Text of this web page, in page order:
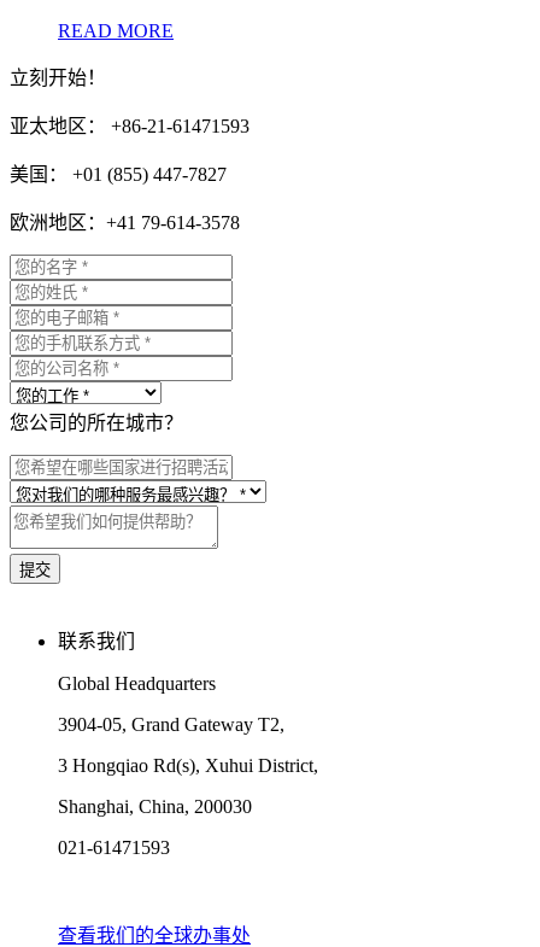
READ MORE
立刻开始！
亚太地区： +86-21-61471593
美国： +01 (855) 447-7827
欧洲地区：+41 79-614-3578
您公司的所在城市？
联系我们
Global Headquarters
3904-05, Grand Gateway T2,
3 Hongqiao Rd(s), Xuhui District,
Shanghai, China, 200030
021-61471593
查看我们的全球办事处